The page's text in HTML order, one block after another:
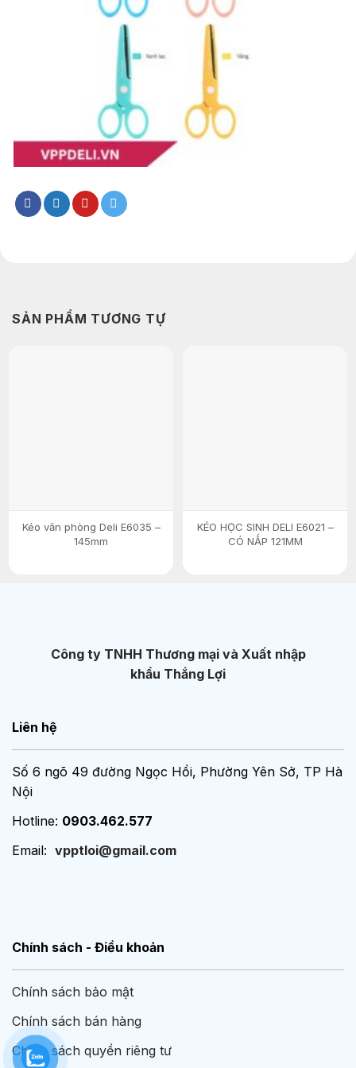
SẢN PHẨM TƯƠNG TỰ
Kéo văn phòng Deli E6035 –
145mm
KÉO HỌC SINH DELI E6021 –
CÓ NẮP 121MM
Công ty TNHH Thương mại và Xuất nhập
khẩu Thắng Lợi
Liên hệ
Số 6 ngõ 49 đường Ngọc Hồi, Phường Yên Sở, TP Hà
Nội
Hotline: 0903.462.577
Email: vpptloi@gmail.com
Chính sách - Điều khoản
Chính sách bảo mật
Chính sách bán hàng
Chính sách quyền riêng tư